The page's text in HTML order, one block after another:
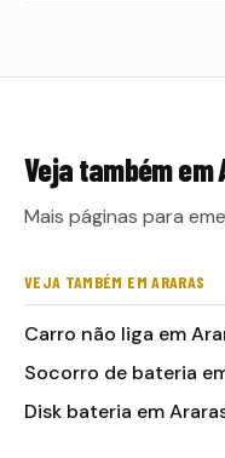
Veja também em
Mais páginas para
VEJA TAMBÉM EM ARARAS
Carro não liga em
Socorro de bateria
Disk bateria em